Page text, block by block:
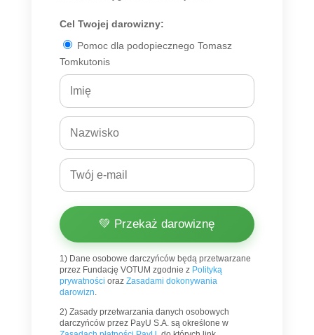
Cel Twojej darowizny:
Pomoc dla podopiecznego Tomasz
Tomkutonis
💚 Przekaż darowiznę
1) Dane osobowe darczyńców będą przetwarzane
przez Fundację VOTUM zgodnie z Polityką
prywatności oraz Zasadami dokonywania
darowizn.
2) Zasady przetwarzania danych osobowych
darczyńców przez PayU S.A. są określone w